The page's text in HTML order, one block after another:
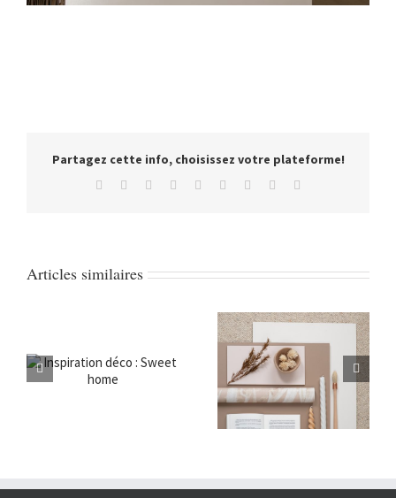
Partagez cette info, choisissez votre plateforme!
Facebook
TwitterReddit LinkedInWhatsApp
TumblrPinterest
Articles similaires
Inspiration déco :
Inspiration :
Notting Hall